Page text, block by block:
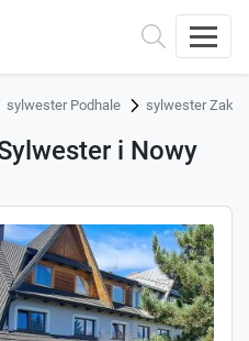
sylwester Podhale sylwester
i Nowy